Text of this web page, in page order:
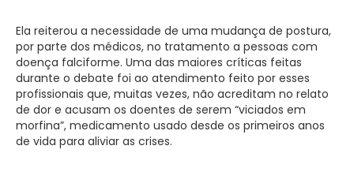
Ela reiterou a necessidade de uma mudança de postura,
por parte dos médicos, no tratamento a pessoas com
doença falciforme. Uma das maiores críticas feitas
durante o debate foi ao atendimento feito por esses
profissionais que, muitas vezes, não acreditam no relato
de dor e acusam os doentes de serem “viciados em
morfina”, medicamento usado desde os primeiros anos
de vida para aliviar as crises.